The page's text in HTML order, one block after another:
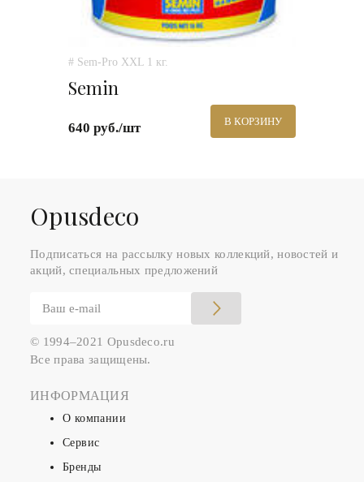
# Sem-Pro XXL 1 кг.
Semin
640 руб./шт В КОРЗИНУ
Оpusdeco
Подписаться на рассылку новых коллекций, новостей и
акций, специальных предложений
© 1994–2021 Opusdeco.ru
Все права защищены.
ИНФОРМАЦИЯ
О компании
Сервис
Бренды